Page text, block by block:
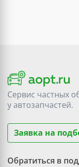
Сервис частных
уавтозапчастей.
Заявка на
Обратиться в